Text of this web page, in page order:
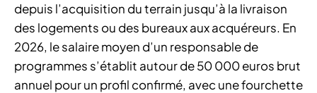
depuis l’acquisition du terrain jusqu’à la livraison
des logements ou des bureaux aux acquéreurs. En
2026, le salaire moyen d’un responsable de
programmes s’établit autour de 50 000 euros brut
annuel pour un profil confirmé, avec une fourchette